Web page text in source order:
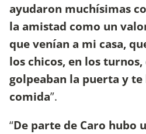
ayudaron muchísimas
la amistad como un
que venían a mi casa,
los chicos, en los
golpeaban la puerta y te
comida”.
“De parte de Caro hubo